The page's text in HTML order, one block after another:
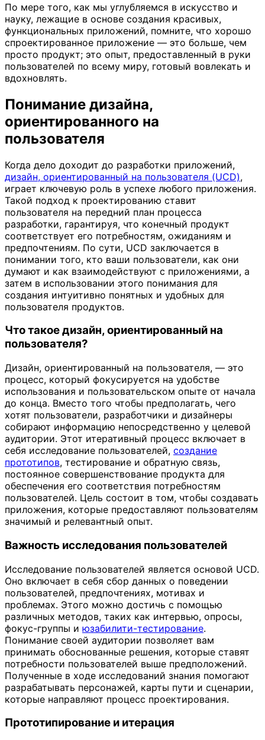
По мере того, как мы углубляемся в искусство и
науку, лежащие в основе создания красивых,
функциональных приложений, помните, что хорошо
спроектированное приложение — это больше, чем
просто продукт; это опыт, предоставленный в руки
пользователей по всему миру, готовый вовлекать и
вдохновлять.
Понимание дизайна,
ориентированного на
пользователя
Когда дело доходит до разработки приложений,
дизайн, ориентированный на пользователя (UCD),
играет ключевую роль в успехе любого приложения.
Такой подход к проектированию ставит
пользователя на передний план процесса
разработки, гарантируя, что конечный продукт
соответствует его потребностям, ожиданиям и
предпочтениям. По сути, UCD заключается в
понимании того, кто ваши пользователи, как они
думают и как взаимодействуют с приложениями, а
затем в использовании этого понимания для
создания интуитивно понятных и удобных для
пользователя продуктов.
Что такое дизайн, ориентированный на
пользователя?
Дизайн, ориентированный на пользователя, — это
процесс, который фокусируется на удобстве
использования и пользовательском опыте от начала
до конца. Вместо того чтобы предполагать, чего
хотят пользователи, разработчики и дизайнеры
собирают информацию непосредственно у целевой
аудитории. Этот итеративный процесс включает в
себя исследование пользователей, создание
прототипов, тестирование и обратную связь,
постоянное совершенствование продукта для
обеспечения его соответствия потребностям
пользователей. Цель состоит в том, чтобы создавать
приложения, которые предоставляют пользователям
значимый и релевантный опыт.
Важность исследования пользователей
Исследование пользователей является основой UCD.
Оно включает в себя сбор данных о поведении
пользователей, предпочтениях, мотивах и
проблемах. Этого можно достичь с помощью
различных методов, таких как интервью, опросы,
фокус-группы и юзабилити-тестирование.
Понимание своей аудитории позволяет вам
принимать обоснованные решения, которые ставят
потребности пользователей выше предположений.
Полученные в ходе исследований знания помогают
разрабатывать персонажей, карты пути и сценарии,
которые направляют процесс проектирования.
Прототипирование и итерация